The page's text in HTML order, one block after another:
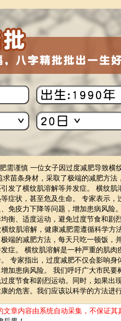
需谨慎 一位女子因过度减肥导致横
苗条身材，采取了极端的减肥方
发了横纹肌溶解等并发症。 横纹
症状，甚至危及生命。 专家表示
免疫力下降等问题，增加患病风险
衡、适度运动，避免过度节食和剧
纹肌溶解，健康减肥需遵循科学
端的减肥方法，每天只吃一顿饭，
症。 横纹肌溶解是一种严重的肌
专家指出，过度减肥不仅会影响
加患病风险。 我们呼吁广大市民要
度节食和剧烈运动。同时，如果出
的危害。我们应该以科学的方法进
章内容由系统自动采集，不保证